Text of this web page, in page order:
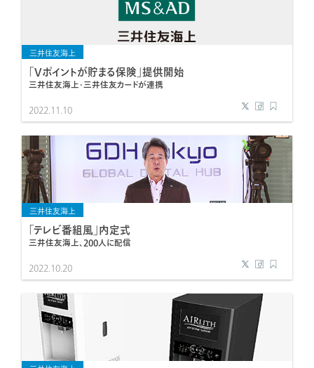
三井住友海上
「Vポイントが貯まる保険」提供開始
三井住友海上・三井住友カードが連携
2022.11.10
三井住友海上
「テレビ番組風」内定式
三井住友海上、200人に配信
2022.10.20